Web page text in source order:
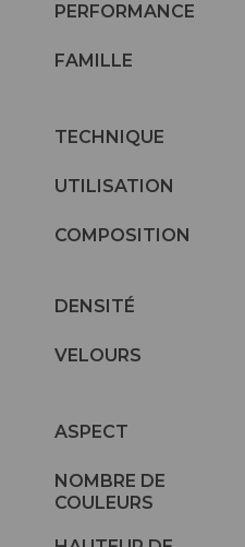
PERFORMANCE
FAMILLE
TECHNIQUE
UTILISATION
COMPOSITION
DENSITÉ
VELOURS
ASPECT
NOMBRE DE
COULEURS